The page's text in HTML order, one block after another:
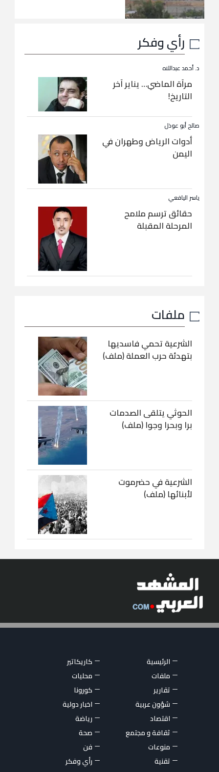
رأي وفكر
د. أحمد عبداللاه
مرآة الماضي… يناير آخر
التاريخ!
صالح أبو عوذل
أدوات الرياض وطهران في
اليمن
ياسر اليافعي
حقائق ترسم ملامح
المرحلة المقبلة
ملفات
الشرعية تحمي فاسديها
بتهدئة حرب العملة (ملف)
الحوثي يتلقى الصدمات
برا وبحرا وجوا (ملف)
الشرعية في حضرموت
لأبنائها (ملف)
الرئيسية
كاريكاتير
ملفات
محليات
تقارير
كورونا
شؤون عربية
اخبار دولية
اقتصاد
رياضة
ثقافة و مجتمع
صحة
منوعات
فن
تقنية
رأي وفكر